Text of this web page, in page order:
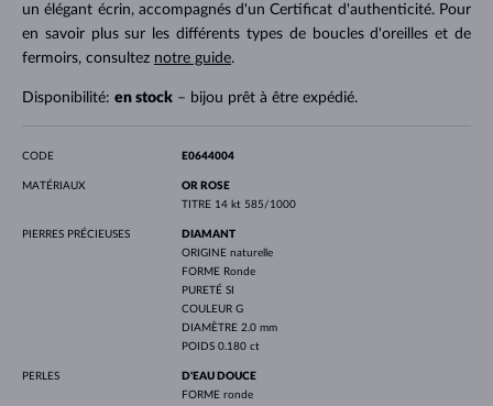
un élégant écrin, accompagnés d'un Certificat d'authenticité. Pour
en savoir plus sur les différents types de boucles d'oreilles et de
fermoirs, consultez notre guide.
Disponibilité: en stock– bijou prêt à être expédié.
CODE E0644004
MATÉRIAUX
OR ROSE
TITRE 14 kt 585/1000
PIERRES PRÉCIEUSES
DIAMANT
ORIGINE naturelle
FORME Ronde
PURETÉ SI
COULEUR G
DIAMÈTRE 2.0 mm
POIDS 0.180 ct
PERLES
D'EAU DOUCE
FORME ronde